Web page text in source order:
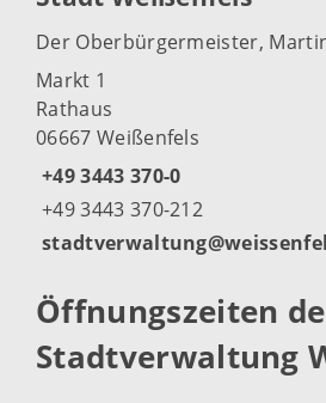
Der Oberbürgermeister,
Markt 1
Rathaus
06667 Weißenfels
+49 3443 370-0
+49 3443 370-212
Öffnungszeiten
Stadtverwaltung